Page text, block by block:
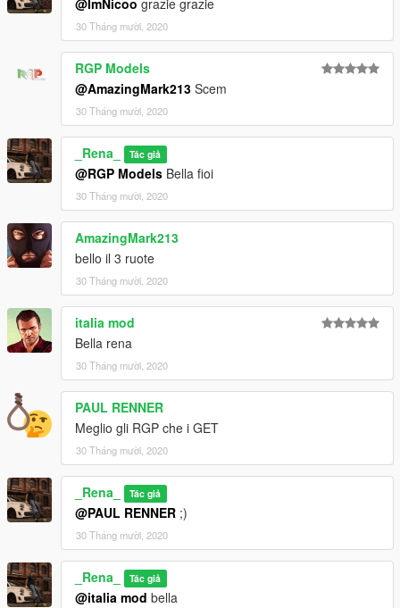
@ImNicoo grazie grazie
30 Tháng mười, 2020
RGP Models
@AmazingMark213 Scem
30 Tháng mười, 2020
_Rena_ Tác giả
@RGP Models Bella fioi
30 Tháng mười, 2020
AmazingMark213
bello il 3 ruote
30 Tháng mười, 2020
italia mod
Bella rena
30 Tháng mười, 2020
PAUL RENNER
Meglio gli RGP che i GET
30 Tháng mười, 2020
_Rena_ Tác giả
@PAUL RENNER ;)
30 Tháng mười, 2020
_Rena_ Tác giả
@italia mod bella